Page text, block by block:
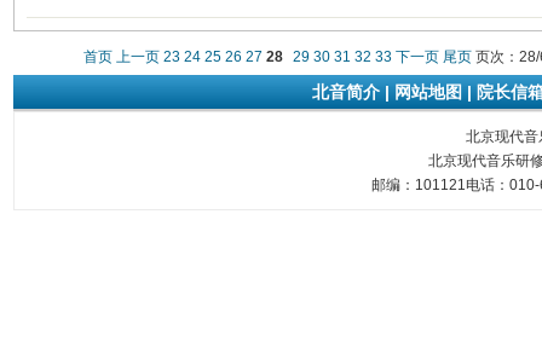
首页 上一页 23 24 25 26 27 28 29 30 31 32 33 下一页 尾页页次：28/
北音简介 | 网站地图 | 院长信
北京现代
北京现代音乐研
邮编：101121电话：